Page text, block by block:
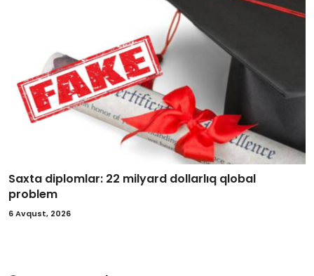
Saxta diplomlar: 22 milyard dollarlıq qlobal
problem
6 Avqust, 2026